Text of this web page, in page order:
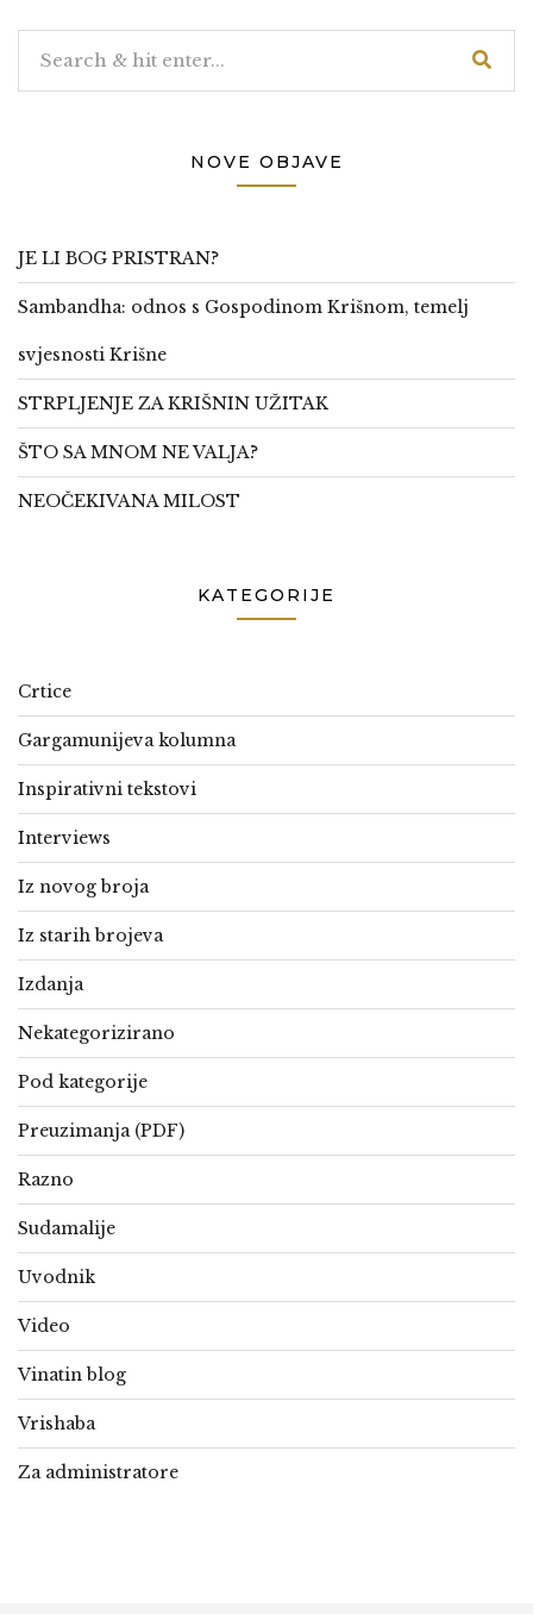
NOVE OBJAVE
JE LI BOG PRISTRAN?
Sambandha: odnos s Gospodinom Krišnom, temelj
svjesnosti Krišne
STRPLJENJE ZA KRIŠNIN UŽITAK
ŠTO SA MNOM NE VALJA?
NEOČEKIVANA MILOST
KATEGORIJE
Crtice
Gargamunijeva kolumna
Inspirativni tekstovi
Interviews
Iz novog broja
Iz starih brojeva
Izdanja
Nekategorizirano
Pod kategorije
Preuzimanja (PDF)
Razno
Sudamalije
Uvodnik
Video
Vinatin blog
Vrishaba
Za administratore